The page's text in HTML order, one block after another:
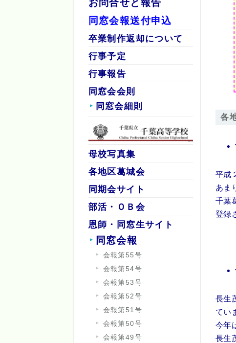
各
平成
あま
千葉
登録
長生
てい
今年
長生
お問合せと報告
同窓会報送付申込
卒業制作返却について
行事予定
行事報告
同窓会会則
同窓会細則
母校写真集
各地区葛城会
同期会サイト
部活・ＯＢ会
恩師・同窓生サイト
同窓会報
会報第55号
会報第54号
会報第53号
会報第52号
会報第51号
会報第50号
会報第49号